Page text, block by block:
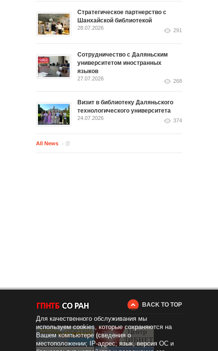
Стратегическое партнерство с
Шанхайской библиотекой
28.07.2026 291
Сотрудничество с Даляньским
университетом иностранных
языков
27.07.2026 268
Визит в библиотеку Даляньского
технологического университета
24.07.2026 374
All News
BACK TO TOP
Для качественного обслуживания мы
используем cookies, которые сохраняются на
Вашем компьютере (сведения о
местоположении; IP-адрес; язык, версия ОС и